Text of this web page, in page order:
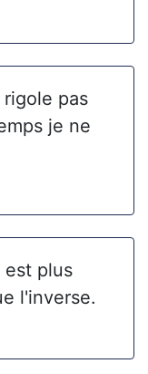
pas
je ne
est plus
l'inverse.